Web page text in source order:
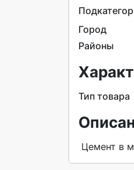
Город
Районы
Тип товара
Цемент в